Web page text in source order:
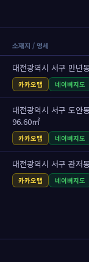
소재지 / 명세
대전광역시 서구 만년
카카오맵 네이버지도
대전광역시 서구 도
96.60㎡
카카오맵 네이버지도
대전광역시 서구 관저
카카오맵 네이버지도